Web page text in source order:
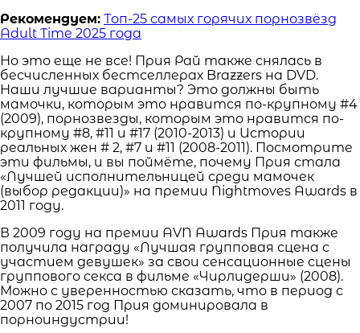
Рекомендуем: Топ-25 самых горячих порнозвёзд
Adult Time 2025 года
Но это еще не все! Прия Рай также снялась в
бесчисленных бестселлерах Brazzers на DVD.
Наши лучшие варианты? Это должны быть
мамочки, которым это нравится по-крупному #4
(2009), порнозвезды, которым это нравится по-
крупному #8, #11 и #17 (2010-2013) и Истории
реальных жен # 2, #7 и #11 (2008-2011). Посмотрите
эти фильмы, и вы поймёте, почему Прия стала
«Лучшей исполнительницей среди мамочек
(выбор редакции)» на премии Nightmoves Awards в
2011 году.
В 2009 году на премии AVN Awards Прия также
получила награду «Лучшая групповая сцена с
участием девушек» за свои сенсационные сцены
группового секса в фильме «Чирлидерши» (2008).
Можно с уверенностью сказать, что в период с
2007 по 2015 год Прия доминировала в
порноиндустрии!